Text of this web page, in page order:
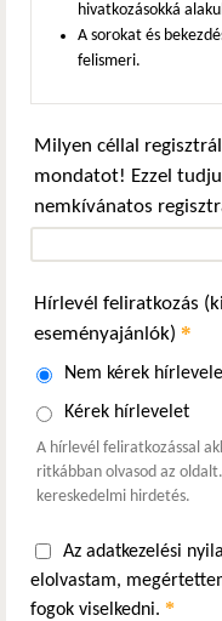
hivatkozásokká
A sorokat és
felismeri.
Milyen céllal
mondatot! Ezzel
nemkívánatos
Hírlevél feliratkozás
eseményajánlók) *
Nem kérek
Kérek hírlevelet
A hírlevél feliratkozással
ritkábban olvasod az
kereskedelmi hirdetés.
Az adatkezelési
elolvastam,
fogok viselkedni. *